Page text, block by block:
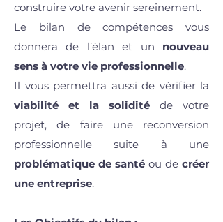
construire votre avenir sereinement.
Le bilan de compétences vous
donnera de l’élan et un nouveau
sens à votre vie professionnelle.
Il vous permettra aussi de vérifier la
viabilité et la solidité de votre
projet, de faire une reconversion
professionnelle suite à une
problématique de santé ou de créer
une entreprise.